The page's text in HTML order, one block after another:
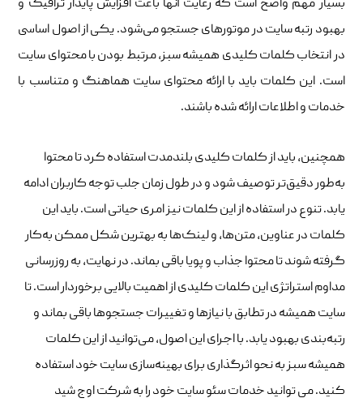
بسیار مهم واضح است که رعایت آنها باعث افزایش پایدار ترافیک و
بهبود رتبه سایت در موتورهای جستجو می‌شود. یکی از اصول اساسی
در انتخاب کلمات کلیدی همیشه سبز، مرتبط بودن با محتوای سایت
است. این کلمات باید با ارائه محتوای سایت هماهنگ و متناسب با
خدمات و اطلاعات ارائه شده باشند.
همچنین، باید از کلمات کلیدی بلندمدت استفاده کرد تا محتوا
به‌طور دقیق‌تر توصیف شود و در طول زمان جلب توجه کاربران ادامه
یابد. تنوع در استفاده از این کلمات نیز امری حیاتی است. باید این
کلمات در عناوین، متن‌ها، و لینک‌ها به بهترین شکل ممکن به‌کار
گرفته شوند تا محتوا جذاب و پویا باقی بماند. در نهایت، به‌ روزرسانی
مداوم استراتژی این کلمات کلیدی از اهمیت بالایی برخوردار است. تا
سایت همیشه در تطابق با نیازها و تغییرات جستجوها باقی بماند و
رتبه‌بندی بهبود یابد. با اجرای این اصول، می‌توانید از این کلمات
همیشه سبز به نحو اثرگذاری برای بهینه‌سازی سایت خود استفاده
کنید. می توانید خدمات سئو سایت خود را به شرکت اوج شید